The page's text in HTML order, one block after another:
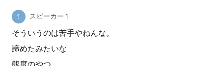
スピーカー 1
そういうのは苦手やねんな。
諦めたみたいな